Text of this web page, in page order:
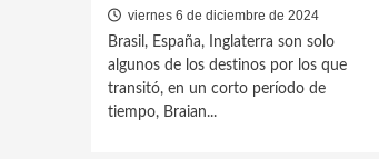
viernes 6 de diciembre de 2024
Brasil, España, Inglaterra son solo
algunos de los destinos por los que
transitó, en un corto período de
tiempo, Braian...